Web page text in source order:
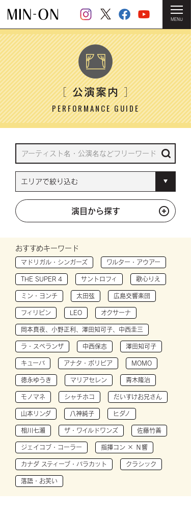
MENU
HOME ＞ 公演案内
［公演案内］
PERFORMANCE GUIDE
演目から探す
おすすめキーワード
マドリガル・シンガーズ ワルター・アウアー
THE SUPER 4 サントロフィ 歌心りえ
ミン・ヨンチ 太田弦 広島交響楽団
フィリピン LEO オクサーナ
岡本真夜、小野正利、澤田知可子、中西圭三
ラ・スペランザ 中西保志 澤田知可子
キューバ アナタ・ボリビア MOMO
徳永ゆうき マリアセレン 青木隆治
モノマネ シャチホコ だいすけお兄さん
山本リンダ 八神純子 ヒダノ
相川七瀬 ザ・ワイルドワンズ 佐藤竹善
ジェイコブ・コーラー 指揮コン × Ｎ響
カナダ スティーブ・バラカット クラシック
落語・お笑い